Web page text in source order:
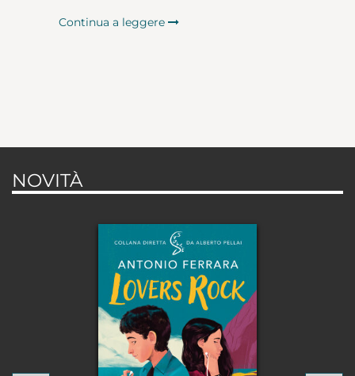
Continua a leggere
NOVITÀ